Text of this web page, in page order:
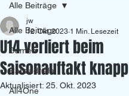
Alle Beiträge
Damen
Ranzadriala
All4One
Alle Beiträge
U14 verliert beim
Saisonauftakt knapp
jw
12. Okt. 2023 1 Min. Lesezeit
Aktualisiert: 25. Okt. 2023